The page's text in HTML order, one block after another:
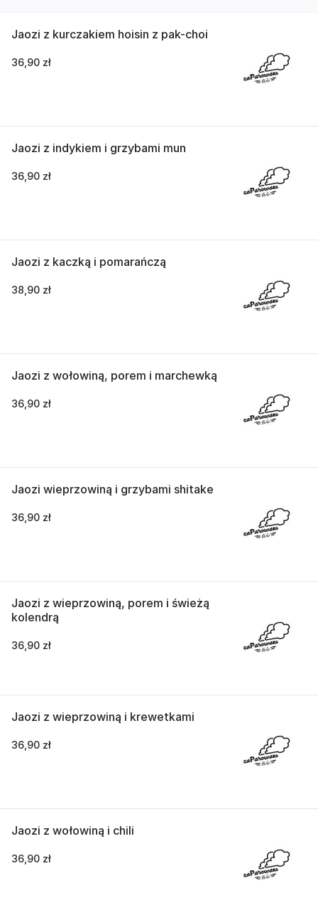
Jaozi z kurczakiem hoisin z pak-choi
36,90 zł
Jaozi z indykiem i grzybami mun
36,90 zł
Jaozi z kaczką i pomarańczą
38,90 zł
Jaozi z wołowiną, porem i marchewką
36,90 zł
Jaozi wieprzowiną i grzybami shitake
36,90 zł
Jaozi z wieprzowiną, porem i świeżą
kolendrą
36,90 zł
Jaozi z wieprzowiną i krewetkami
36,90 zł
Jaozi z wołowiną i chili
36,90 zł